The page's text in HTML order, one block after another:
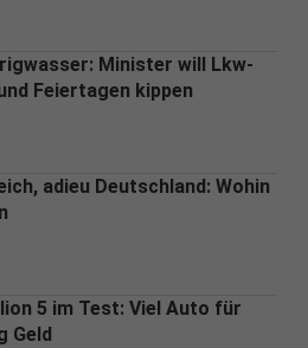
Minister will Lkw-
Feiertagen kippen
adieu Deutschland: Wohin
5 im Test: Viel Auto für
Geld